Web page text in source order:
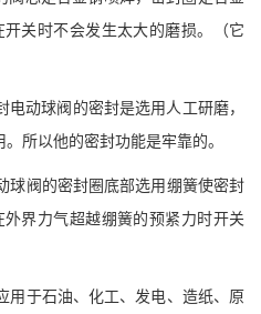
关时不会发生太大的磨损。（它
动球阀的密封是选用人工研磨，
所以他的密封功能是牢靠的。
阀的密封圈底部选用绷簧使密封
界力气超越绷簧的预紧力时开关
于石油、化工、发电、造纸、原